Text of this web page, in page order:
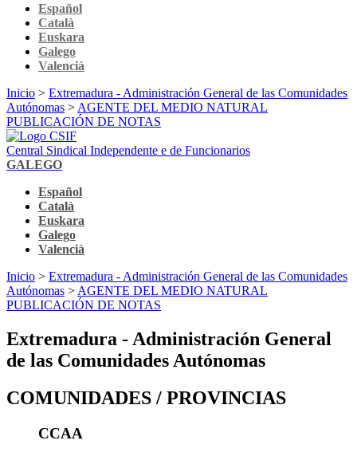
Español
Català
Euskara
Galego
Valencià
Inicio > Extremadura - Administración General de las Comunidades
Autónomas > AGENTE DEL MEDIO NATURAL
PUBLICACIÓN DE NOTAS
Central Sindical Independente e de Funcionarios
GALEGO
Español
Català
Euskara
Galego
Valencià
Inicio > Extremadura - Administración General de las Comunidades
Autónomas > AGENTE DEL MEDIO NATURAL
PUBLICACIÓN DE NOTAS
Extremadura - Administración General
de las Comunidades Autónomas
COMUNIDADES / PROVINCIAS
CCAA